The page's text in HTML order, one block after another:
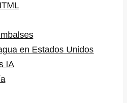
en Estados Unidos
IA